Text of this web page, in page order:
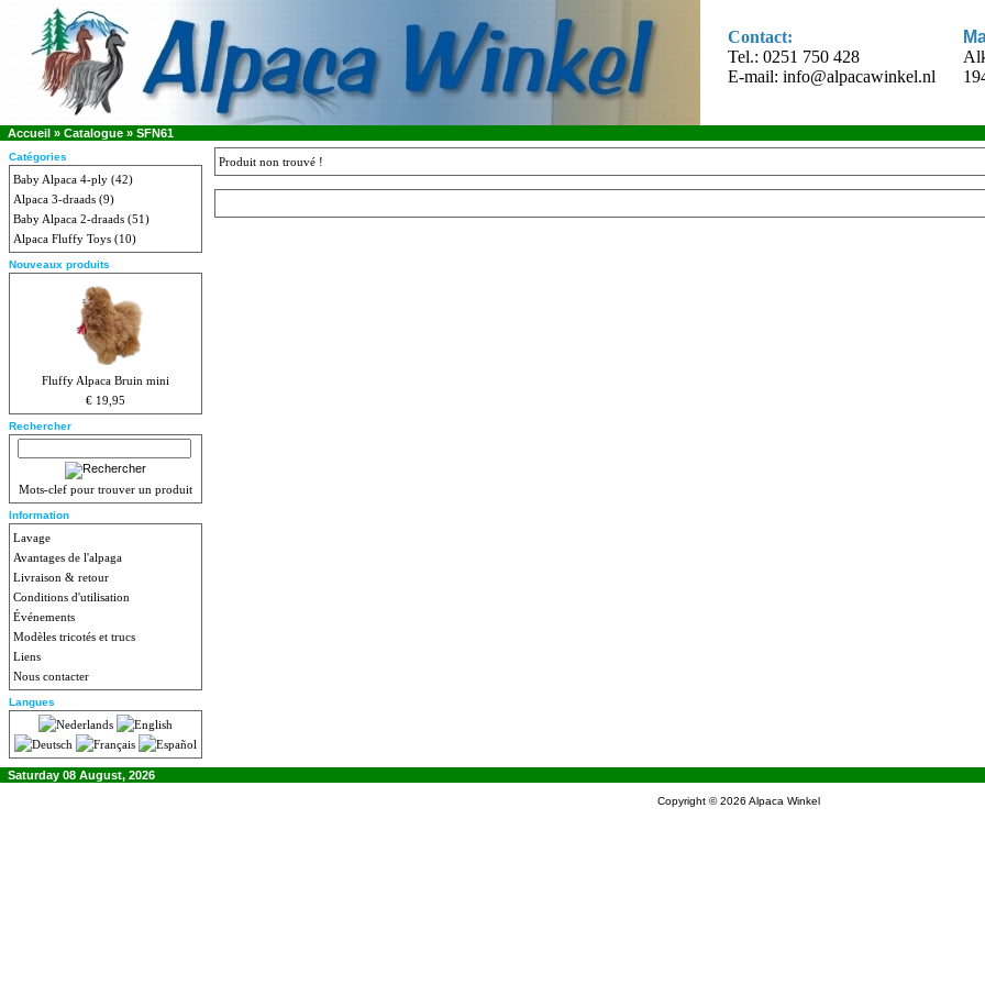
Contact:
Tel.: 0251 750 428
E-mail: info@alpacawinkel.nl
Accueil » Catalogue » SFN61
Catégories
Baby Alpaca 4-ply (42)
Alpaca 3-draads (9)
Baby Alpaca 2-draads (51)
Alpaca Fluffy Toys (10)
Nouveaux produits
Fluffy Alpaca Bruin mini
€ 19,95
Rechercher
Mots-clef pour trouver un produit
Information
Lavage
Avantages de l'alpaga
Livraison & retour
Conditions d'utilisation
Événements
Modèles tricotés et trucs
Liens
Nous contacter
Langues
Produit non trouvé !
Saturday 08 August, 2026
Copyright © 2026 Alpaca Winkel